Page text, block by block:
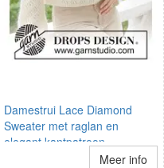
Damestrui Lace Diamond
Sweater met raglan en
elegant kantpatroon
Meer info